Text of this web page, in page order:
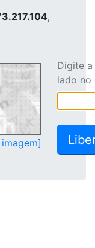
,
Digite
lado no